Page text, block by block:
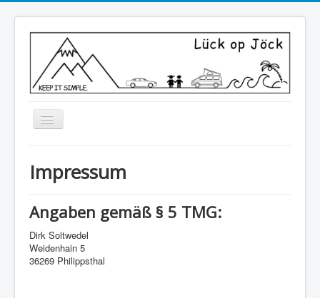
Toggle
Navigation
Über uns
Reisen
Bulli Gedöns
Impressum
Angaben gemäß § 5 TMG:
Dirk Soltwedel
Weidenhain 5
36269 Philippsthal